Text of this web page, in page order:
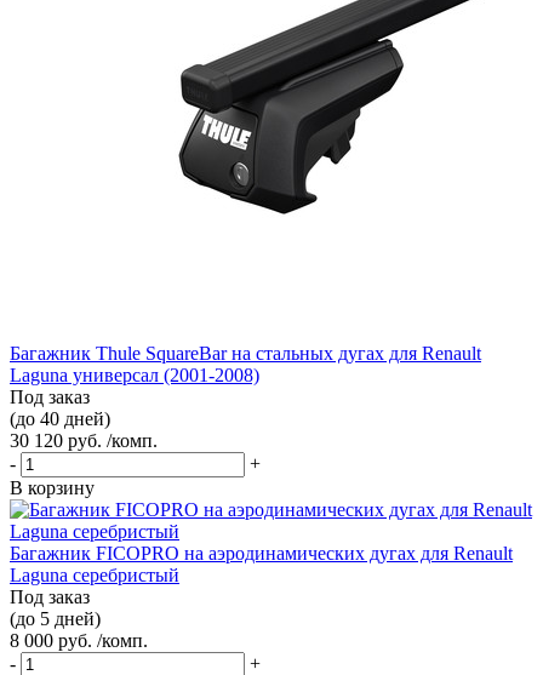
Багажник Thule SquareBar на стальных дугах для Renault
Laguna универсал (2001-2008)
Под заказ
(до 40 дней)
30 120 руб. /комп.
-
+
В корзину
Багажник FICOPRO на аэродинамических дугах для Renault
Laguna серебристый
Под заказ
(до 5 дней)
8 000 руб. /комп.
-
+